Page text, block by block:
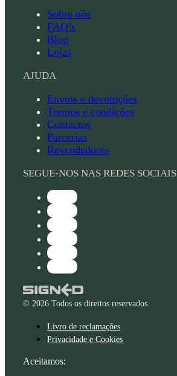
Sobre nós
FAQ’s
Blog
Lojas
AJUDA
Envios e devoluções
Termos e condições
Contactos
Parcerias
Revendedores
SEGUE-NOS NAS REDES SOCIAIS
© 2026 Todos os direitos reservados.
Livro de reclamações
Privacidade e Cookies
Aceitamos: